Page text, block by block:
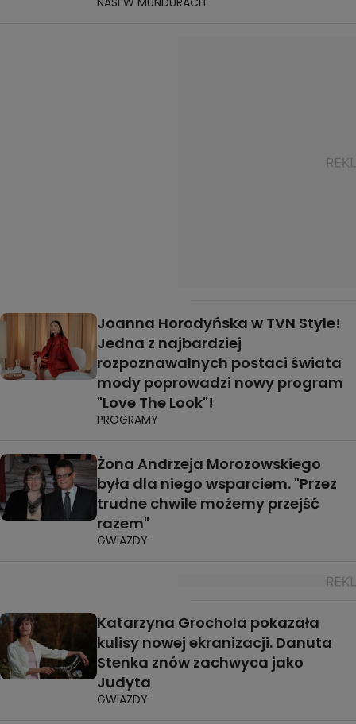
Joanna Horodyńska w TVN Style!
Jedna z najbardziej
rozpoznawalnych postaci świata
mody poprowadzi nowy program
"Love The Look"!
PROGRAMY
Żona Andrzeja Morozowskiego
była dla niego wsparciem. "Przez
trudne chwile możemy przejść
razem"
GWIAZDY
Katarzyna Grochola pokazała
kulisy nowej ekranizacji. Danuta
Stenka znów zachwyca jako
Judyta
GWIAZDY